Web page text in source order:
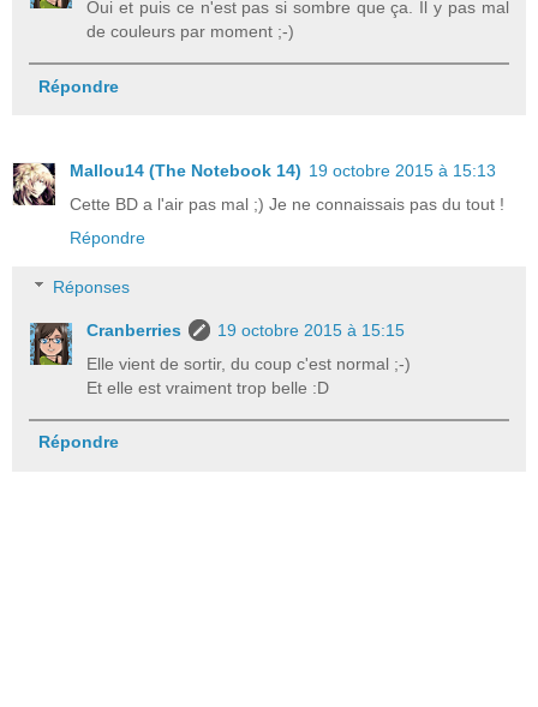
Oui et puis ce n'est pas si sombre que ça. Il y pas mal
de couleurs par moment ;-)
Répondre
Mallou14 (The Notebook 14) 19 octobre 2015 à 15:13
Cette BD a l'air pas mal ;) Je ne connaissais pas du tout !
Répondre
Réponses
Cranberries
19 octobre 2015 à 15:15
Elle vient de sortir, du coup c'est normal ;-)
Et elle est vraiment trop belle :D
Répondre